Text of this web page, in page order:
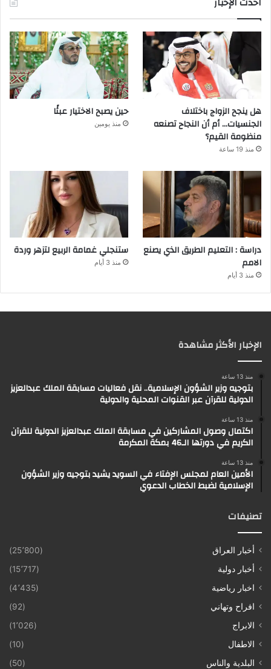
هل ينجح الزواج باختلاف
الجنسيات… أم أن النجاح تصنعه
منظومة القيم؟
منذ 19 ساعة
حين يصبح الاختيار عبئًا
منذ يومين
دراسة : التعليم الطريق الذي يصنع
الامم
منذ 3 أيام
ستنجلي غمامة الربيع لتزهر وردة
منذ 3 أيام
الإخبار الأكثر مشاهدة
منذ 13 ساعة
بتوجيه وزير الشؤون الإسلامية.. نقل فعاليات مسابقة الملك عبدالعزيز
الدولية للقرآن عبر القنوات المحلية والدولية
منذ 13 ساعة
اكتمال وصول المشاركين في مسابقة الملك عبدالعزيز الدولية للقرآن
الكريم في دورتها الـ46 بمكة المكرمة
منذ 13 ساعة
الأمين العام لمجلس الإفتاء في السويد يشيد بتوجيه وزير الشؤون
الإسلامية لضبط الخطاب الدعوي
تصنيفات
أخبار العراق
(25٬800)
أخبار دولية
(15٬717)
اخبار رياضية
(4٬435)
افراح وتهاني
(92)
الابراج
(1٬026)
الاطفال
(10)
البلدية والناس
(50)